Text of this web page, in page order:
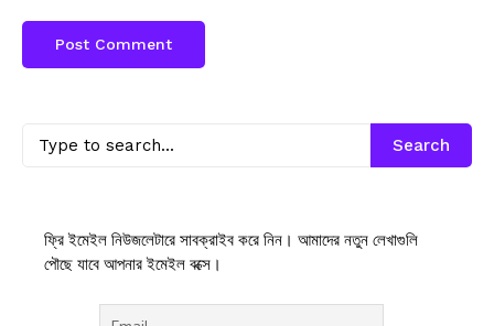
Search
ফ্রি ইমেইল নিউজলেটারে সাবক্রাইব করে নিন। আমাদের নতুন লেখাগুলি
পৌছে যাবে আপনার ইমেইল বক্সে।